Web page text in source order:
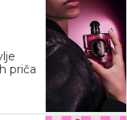
priča